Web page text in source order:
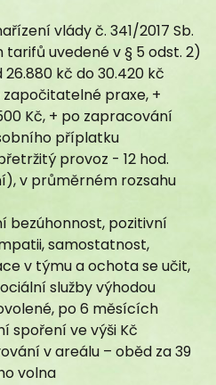
tituly
vlády č. 341/2017 Sb.
uvedené v § 5 odst. 2)
kč do 30.420 kč
praxe, +
Kč, + po zapracování
příplatku
provoz - 12 hod.
v průměrném rozsahu
bezúhonnost, pozitivní
samostatnost,
v týmu a ochota se učit,
služby výhodou
po 6 měsících
spoření ve výši Kč
v areálu – oběd za 39
volna